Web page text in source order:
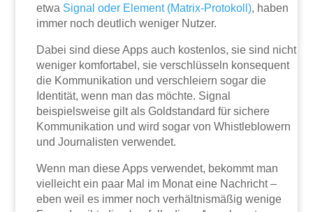
etwa Signal oder Element (Matrix-Protokoll), haben
immer noch deutlich weniger Nutzer.
Dabei sind diese Apps auch kostenlos, sie sind nicht
weniger komfortabel, sie verschlüsseln konsequent
die Kommunikation und verschleiern sogar die
Identität, wenn man das möchte. Signal
beispielsweise gilt als Goldstandard für sichere
Kommunikation und wird sogar von Whistleblowern
und Journalisten verwendet.
Wenn man diese Apps verwendet, bekommt man
vielleicht ein paar Mal im Monat eine Nachricht –
eben weil es immer noch verhältnismäßig wenige